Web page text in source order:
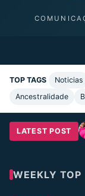
TOP TAGS Noticias
Ancestralidade
LATEST POST
WEEKLY TOP